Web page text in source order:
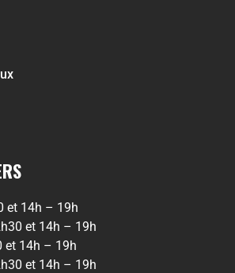
et 14h – 19h
et 14h – 19h
et 14h – 19h
et 14h – 19h